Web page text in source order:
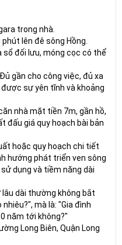
trong nhà.
lên đê sông Hồng.
sổ đối lưu, móng cọc có thể
gần cho công việc, đủ xa
sự yên tĩnh và khoảng
nhà mặt tiền 7m, gần hồ,
đấu giá quy hoạch bài bản
hoặc quy hoạch chi tiết
hướng phát triển ven sông
dụng và tiềm năng dài
dài thường không bắt
mà là: "Gia đình
năm tới không?"
Long Biên, Quận Long